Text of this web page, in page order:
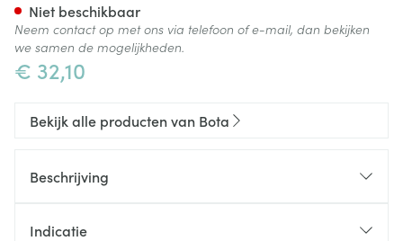
€ 32,10
Niet beschikbaar
Neem contact op met ons via telefoon of e-mail, dan bekijken
we samen de mogelijkheden.
Bekijk alle producten van Bota
Beschrijving
Indicatie